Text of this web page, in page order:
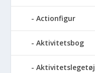
Actionfigur
Aktivitetsbog
Aktivitetslegetøj